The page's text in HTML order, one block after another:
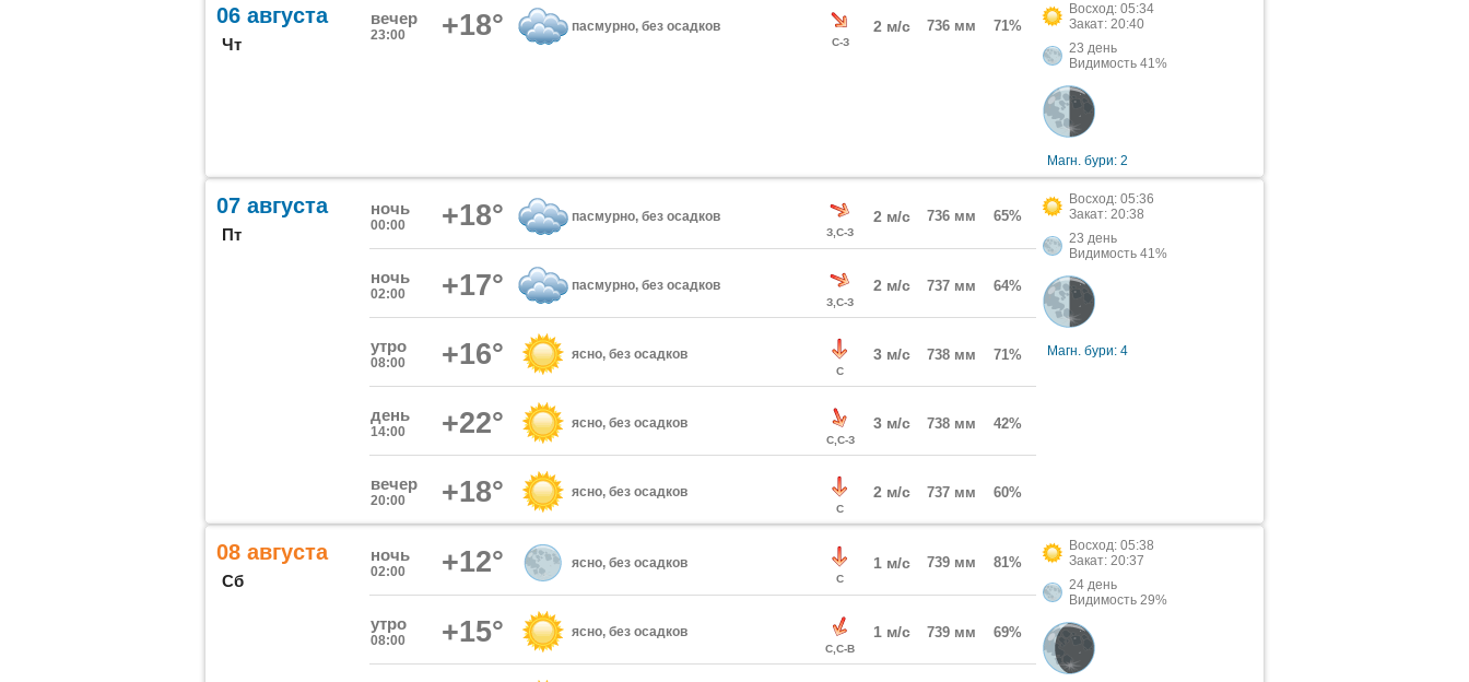
06 августа
Чт
вечер
23:00 +18° пасмурно, без осадков
С-З
2 м/с 736 мм 71%
Восход: 05:34
Закат: 20:40
23 день
Видимость 41%
Магн. бури: 2
07 августа
Пт
ночь
00:00 +18° пасмурно, без осадков
З,С-З
2 м/с 736 мм 65%
ночь
02:00 +17° пасмурно, без осадков
З,С-З
2 м/с 737 мм 64%
утро
08:00 +16° ясно, без осадков
С
3 м/с 738 мм 71%
день
14:00 +22° ясно, без осадков
С,С-З
3 м/с 738 мм 42%
вечер
20:00 +18° ясно, без осадков
С
2 м/с 737 мм 60%
Восход: 05:36
Закат: 20:38
23 день
Видимость 41%
Магн. бури: 4
08 августа
Сб
ночь
02:00 +12° ясно, без осадков
С
1 м/с 739 мм 81%
утро
08:00 +15° ясно, без осадков
С,С-В
1 м/с 739 мм 69%
Восход: 05:38
Закат: 20:37
24 день
Видимость 29%